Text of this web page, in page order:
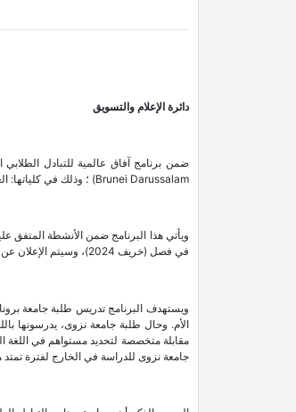
دائرة الإعلام والتسويق
Brunei Darussalam) ؛ وذلك في كلياتها: العلوم والآداب، العلوم الصحية، الاقتصاد والإدارة ونظم المعلومات.
ويأتي هذا البرنامج ضمن الأنشطة المتفق
في فصل (خريف 2024)، وسيتم الإعلان عن البرنامج من طريق مكتب العلاقات الخارجية في وقت لاحق.
ويستهدف البرنامج تدريس طلبة جامعة
الأم. وحال طلبة جامعة نزوى، يدرسونها
مقابلة متخصصة لتحديد مستواهم في اللغة
جامعة نزوى للدراسة في الخارج لفترة